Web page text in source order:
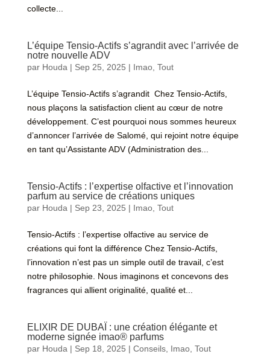
collecte...
L’équipe Tensio-Actifs s’agrandit avec l’arrivée de
notre nouvelle ADV
par Houda | Sep 25, 2025 | Imao, Tout
L’équipe Tensio-Actifs s’agrandit Chez Tensio-Actifs,
nous plaçons la satisfaction client au cœur de notre
développement. C’est pourquoi nous sommes heureux
d’annoncer l’arrivée de Salomé, qui rejoint notre équipe
en tant qu’Assistante ADV (Administration des...
Tensio-Actifs : l’expertise olfactive et l’innovation
parfum au service de créations uniques
par Houda | Sep 23, 2025 | Imao, Tout
Tensio-Actifs : l’expertise olfactive au service de
créations qui font la différence Chez Tensio-Actifs,
l’innovation n’est pas un simple outil de travail, c’est
notre philosophie. Nous imaginons et concevons des
fragrances qui allient originalité, qualité et...
ELIXIR DE DUBAÏ : une création élégante et
moderne signée imao® parfums
par Houda | Sep 18, 2025 | Conseils, Imao, Tout